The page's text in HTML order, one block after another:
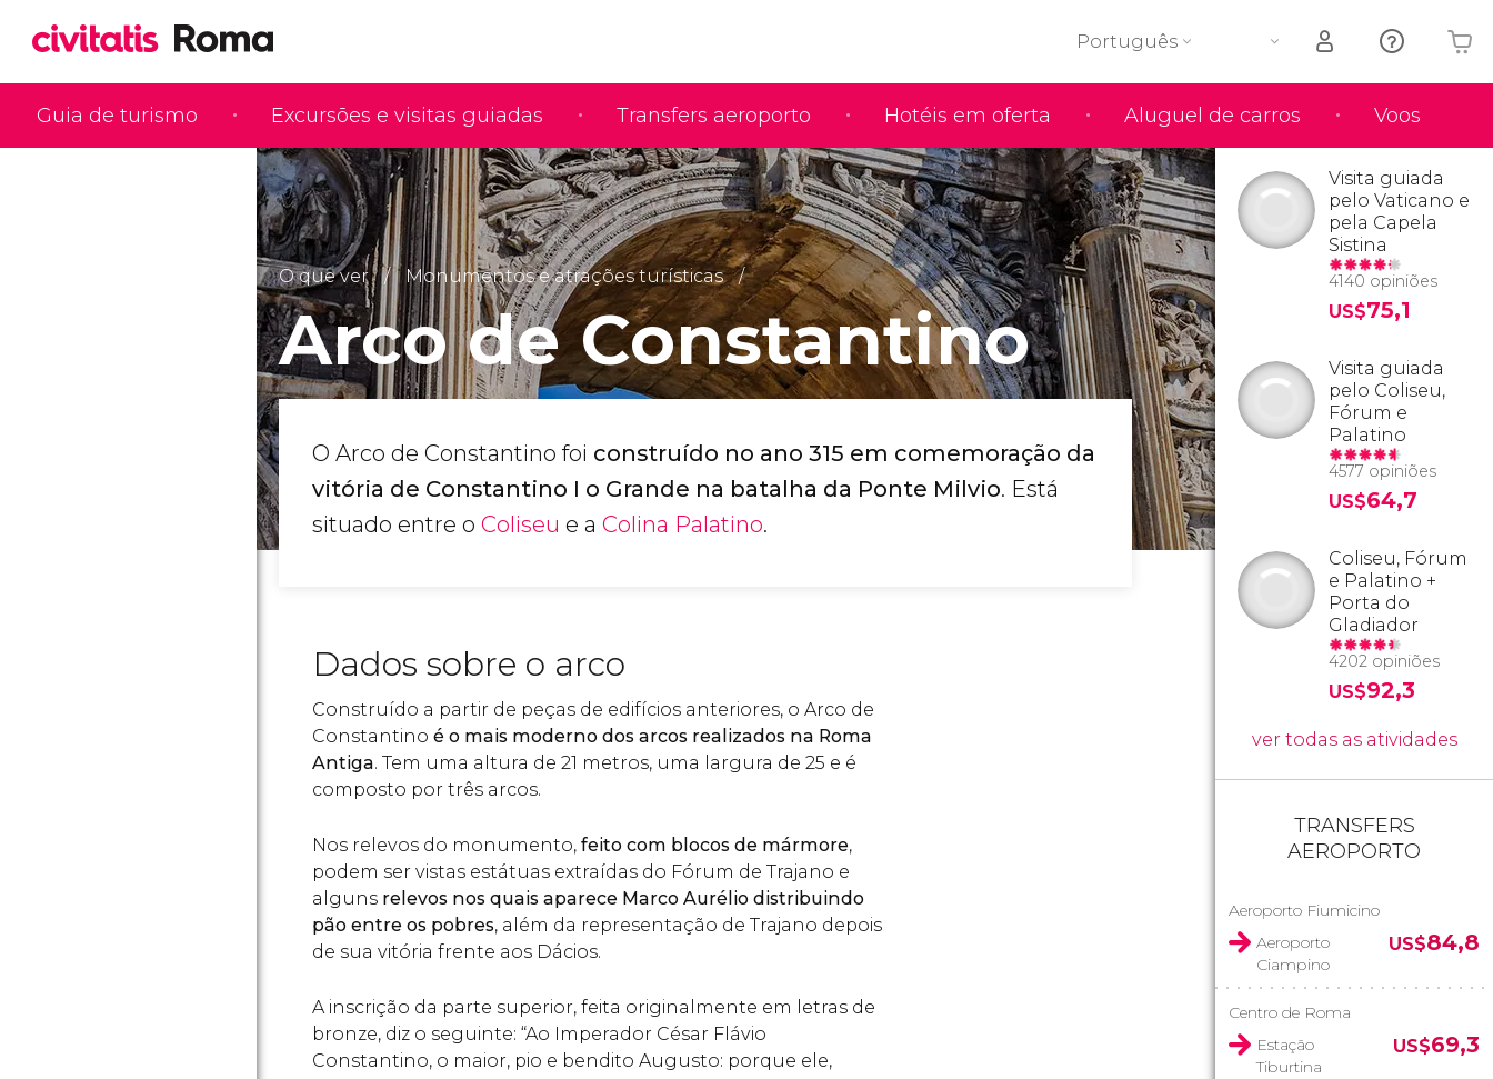
Guia de turismo Excursões e visitas guiadas Transfers aeroporto Hotéis em oferta Aluguel de carros Voos
Português
O seu carrinho está vazio
O que ver Monumentos e atrações turísticas
Arco de Constantino
O Arco de Constantino foi construído no ano 315 em comemoração da
vitória de Constantino I o Grande na batalha da Ponte Milvio. Está
situado entre o Coliseu e a Colina Palatino.
Dados sobre o arco
Construído a partir de peças de edifícios anteriores, o Arco de
Constantino é o mais moderno dos arcos realizados na Roma
Antiga. Tem uma altura de 21 metros, uma largura de 25 e é
composto por três arcos.
Nos relevos do monumento, feito com blocos de mármore,
podem ser vistas estátuas extraídas do Fórum de Trajano e
alguns relevos nos quais aparece Marco Aurélio distribuindo
pão entre os pobres, além da representação de Trajano depois
de sua vitória frente aos Dácios.
A inscrição da parte superior, feita originalmente em letras de
bronze, diz o seguinte: “Ao Imperador César Flávio
Constantino, o maior, pio e bendito Augusto: porque ele,
Visita guiada
pelo Vaticano e
pela Capela
Sistina
4140 opiniões
US$75,1
Visita guiada
pelo Coliseu,
Fórum e
Palatino
4577 opiniões
US$64,7
Coliseu, Fórum
e Palatino +
Porta do
Gladiador
4202 opiniões
US$92,3
ver todas as atividades
TRANSFERS
AEROPORTO
Aeroporto Fiumicino
Aeroporto
Ciampino
US$84,8
Centro de Roma
Estação
Tiburtina
US$69,3